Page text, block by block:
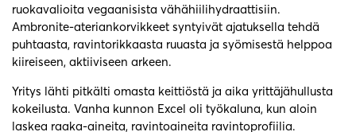
ruokavalioita vegaanisista vähähiilihydraattisiin.
Ambronite-ateriankorvikkeet syntyivät ajatuksella tehdä
puhtaasta, ravintorikkaasta ruuasta ja syömisestä helppoa
kiireiseen, aktiiviseen arkeen.
Yritys lähti pitkälti omasta keittiöstä ja aika yrittäjähullusta
kokeilusta. Vanha kunnon Excel oli työkaluna, kun aloin
laskea raaka-aineita, ravintoaineita ravintoprofiilia.